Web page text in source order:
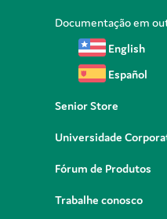
Documentação em
English
Español
Senior Store
Universidade
Fórum de Produtos
Trabalhe conosco